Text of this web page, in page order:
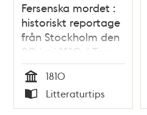
Fersenska mordet :
historiskt reportage
från Stockholm den
20 juni 1810 / Ture
Nerman
Tid
1810
Typ
Litteraturtips